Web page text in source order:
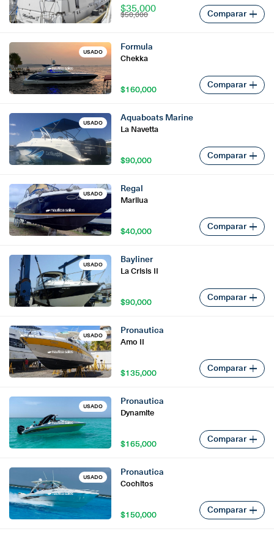
$35,000
$50,000 Comparar
USADO Formula
$160,000
Chekka
$160,000 Comparar
USADO Aquaboats Marine
$90,000
La Navetta
$90,000 Comparar
USADO Regal
$40,000
Marilua
$40,000 Comparar
USADO Bayliner
$90,000
La Crisis II
$90,000 Comparar
USADO Pronautica
$135,000
Amo II
$135,000 Comparar
USADO Pronautica
$165,000
Dynamite
$165,000 Comparar
USADO Pronautica
$150,000
Cochitos
$150,000 Comparar